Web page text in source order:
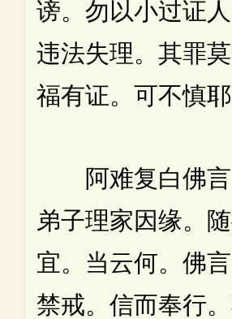
谤。勿以小过证人
违法失理。其罪
福有证。可不慎耶
阿难复白佛言
弟子理家因缘。
宜。当云何。佛
禁戒。信而奉行